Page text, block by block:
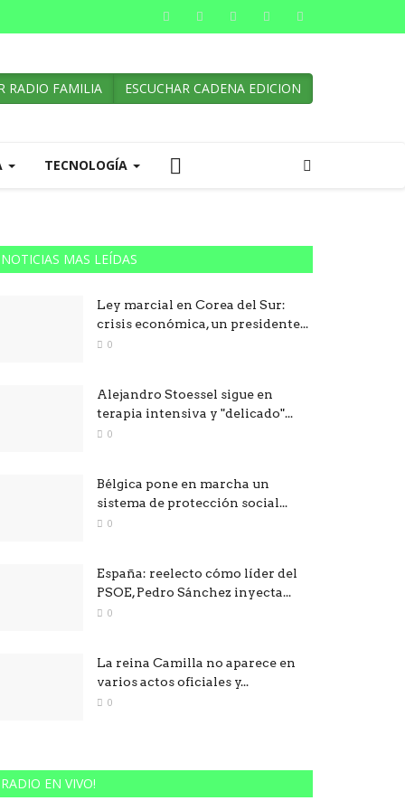
RADIO FAMILIA ESCUCHAR CADENA EDICION
TECNOLOGÍA
NOTICIAS MAS LEÍDAS
Ley marcial en Corea del Sur:
crisis económica, un presidente...
0
Alejandro Stoessel sigue en
terapia intensiva y "delicado"...
0
Bélgica pone en marcha un
sistema de protección social...
0
España: reelecto cómo líder del
PSOE, Pedro Sánchez inyecta...
0
La reina Camilla no aparece en
varios actos oficiales y...
0
RADIO EN VIVO!